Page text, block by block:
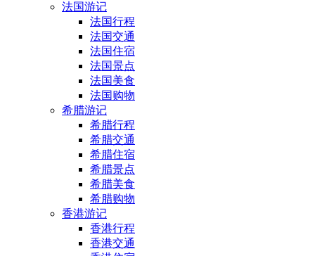
法国游记
法国行程
法国交通
法国住宿
法国景点
法国美食
法国购物
希腊游记
希腊行程
希腊交通
希腊住宿
希腊景点
希腊美食
希腊购物
香港游记
香港行程
香港交通